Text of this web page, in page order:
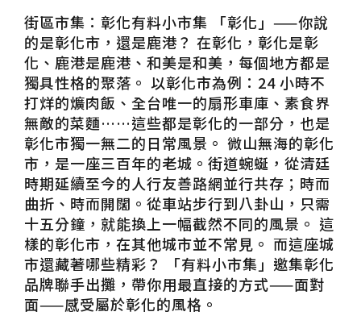
街區市集：彰化有料小市集 「彰化」——你說
的是彰化市，還是鹿港？ 在彰化，彰化是彰
化、鹿港是鹿港、和美是和美，每個地方都是
獨具性格的聚落。 以彰化市為例：24 小時不
打烊的爌肉飯、全台唯一的扇形車庫、素食界
無敵的菜麵……這些都是彰化的一部分，也是
彰化市獨一無二的日常風景。 微山無海的彰化
市，是一座三百年的老城。街道蜿蜒，從清廷
時期延續至今的人行友善路網並行共存；時而
曲折、時而開闊。從車站步行到八卦山，只需
十五分鐘，就能換上一幅截然不同的風景。 這
樣的彰化市，在其他城市並不常見。 而這座城
市還藏著哪些精彩？ 「有料小市集」邀集彰化
品牌聯手出攤，帶你用最直接的方式——面對
面——感受屬於彰化的風格。